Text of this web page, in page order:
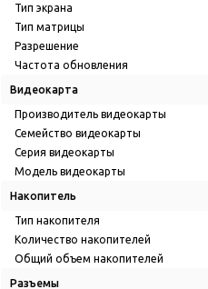
Тип экрана
Тип матрицы
Разрешение
Частота обновления
Видеокарта
Производитель видеокарты
Семейство видеокарты
Серия видеокарты
Модель видеокарты
Накопитель
Тип накопителя
Количество накопителей
Общий объем накопителей
Разъемы